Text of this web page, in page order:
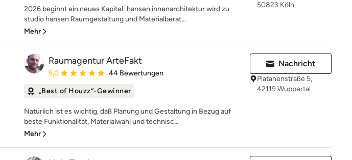
2026 beginnt ein neues Kapitel: hansen innenarchitektur wird zu
studio hansen Raumgestaltung und Materialberat...
Mehr
50823 Köln
Raumagentur ArteFakt
Durchschnittliche Bewertung: 5 von 5 Sternen
5,0 44 Bewertungen
„Best of Houzz“-Gewinner
Natürlich ist es wichtig, daß Planung und Gestaltung in Bezug auf
beste Funktionalität, Materialwahl und technisc...
Mehr
Nachricht
Platanenstraße 5,
42119 Wuppertal